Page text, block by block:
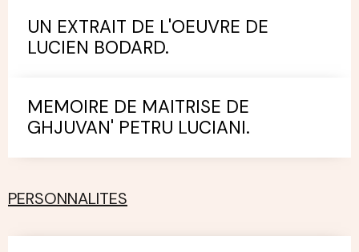
UN EXTRAIT DE L'OEUVRE DE
LUCIEN BODARD.
MEMOIRE DE MAITRISE DE
GHJUVAN' PETRU LUCIANI.
PERSONNALITES